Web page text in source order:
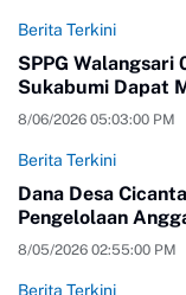
Berita Terkini
SPPG
Sukabumi Dapat
8/06/2026 05:03:00 PM
Berita Terkini
Dana Desa
Pengelolaan
8/05/2026 02:55:00 PM
Berita Terkini